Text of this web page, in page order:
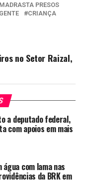
PRESOS
CRIANÇA
no Setor Raizal,
a deputado federal,
com apoios em mais
com lama nas
da BRK em